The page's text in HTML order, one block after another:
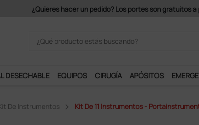
Únete al programa Ds Plus y podrás disfrutar de
DESECHABLE EQUIPOS CIRUGÍA APÓSITOS
De Instrumentos Kit De 11 Instrumentos -